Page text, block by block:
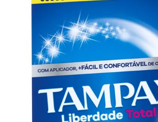
7
8º iogurte
9º macarrão